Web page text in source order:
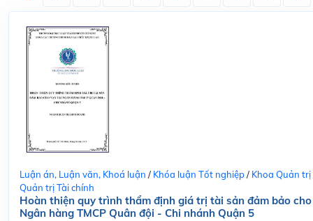
Luận án, Luận văn, Khoá luận / Khóa luận Tốt nghiệp/ Khoa Quản trị
Quản trị Tài chính
Hoàn thiện quy trình thẩm định giá trị tài sản đảm bảo
Ngân hàng TMCP Quân đội - Chi nhánh Quận 5